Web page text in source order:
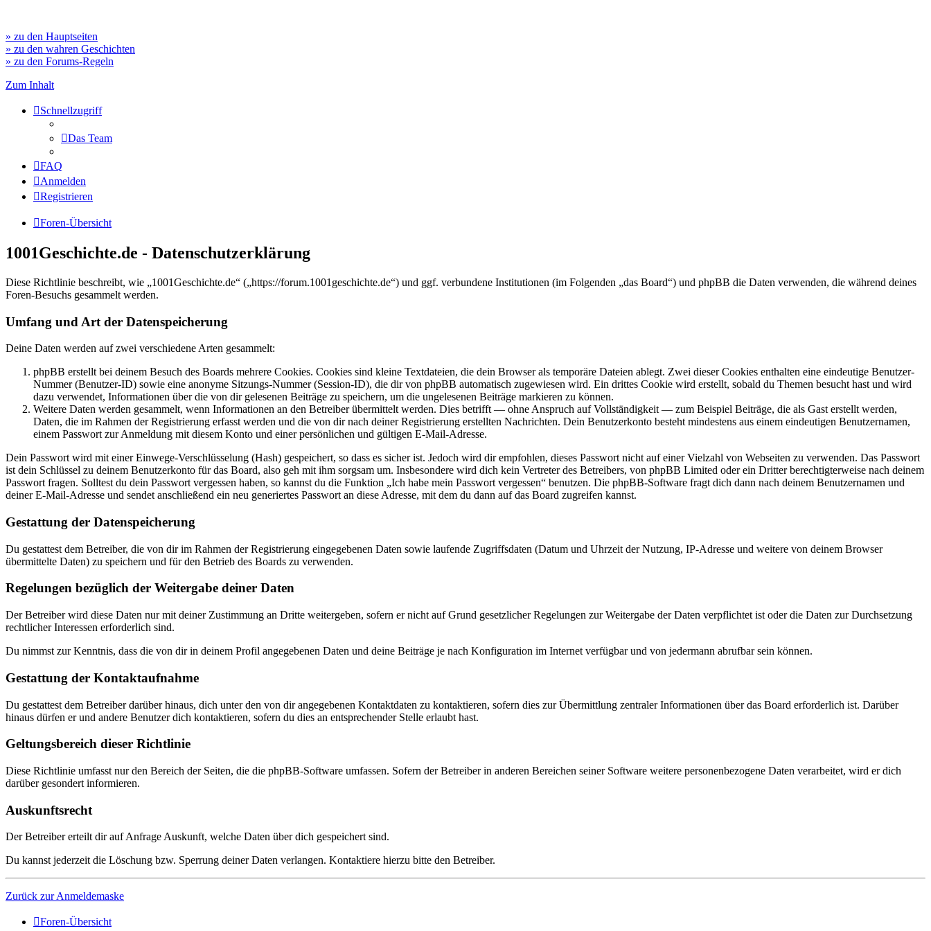
» zu den Hauptseiten
» zu den wahren Geschichten
» zu den Forums-Regeln
Zum Inhalt
Schnellzugriff
Das Team
FAQ
Anmelden
Registrieren
Foren-Übersicht
1001Geschichte.de - Datenschutzerklärung
Diese Richtlinie beschreibt, wie „1001Geschichte.de“ („https://forum.1001geschichte.de“) und ggf. verbundene Institutionen (im Folgenden „das Board“) und phpBB die Daten verwenden, die während deines
Foren-Besuchs gesammelt werden.
Umfang und Art der Datenspeicherung
Deine Daten werden auf zwei verschiedene Arten gesammelt:
phpBB erstellt bei deinem Besuch des Boards mehrere Cookies. Cookies sind kleine Textdateien, die dein Browser als temporäre Dateien ablegt. Zwei dieser Cookies enthalten eine eindeutige Benutzer-
Nummer (Benutzer-ID) sowie eine anonyme Sitzungs-Nummer (Session-ID), die dir von phpBB automatisch zugewiesen wird. Ein drittes Cookie wird erstellt, sobald du Themen besucht hast und wird
dazu verwendet, Informationen über die von dir gelesenen Beiträge zu speichern, um die ungelesenen Beiträge markieren zu können.
Weitere Daten werden gesammelt, wenn Informationen an den Betreiber übermittelt werden. Dies betrifft — ohne Anspruch auf Vollständigkeit — zum Beispiel Beiträge, die als Gast erstellt werden,
Daten, die im Rahmen der Registrierung erfasst werden und die von dir nach deiner Registrierung erstellten Nachrichten. Dein Benutzerkonto besteht mindestens aus einem eindeutigen Benutzernamen,
einem Passwort zur Anmeldung mit diesem Konto und einer persönlichen und gültigen E-Mail-Adresse.
Dein Passwort wird mit einer Einwege-Verschlüsselung (Hash) gespeichert, so dass es sicher ist. Jedoch wird dir empfohlen, dieses Passwort nicht auf einer Vielzahl von Webseiten zu verwenden. Das Passwort
ist dein Schlüssel zu deinem Benutzerkonto für das Board, also geh mit ihm sorgsam um. Insbesondere wird dich kein Vertreter des Betreibers, von phpBB Limited oder ein Dritter berechtigterweise nach deinem
Passwort fragen. Solltest du dein Passwort vergessen haben, so kannst du die Funktion „Ich habe mein Passwort vergessen“ benutzen. Die phpBB-Software fragt dich dann nach deinem Benutzernamen und
deiner E-Mail-Adresse und sendet anschließend ein neu generiertes Passwort an diese Adresse, mit dem du dann auf das Board zugreifen kannst.
Gestattung der Datenspeicherung
Du gestattest dem Betreiber, die von dir im Rahmen der Registrierung eingegebenen Daten sowie laufende Zugriffsdaten (Datum und Uhrzeit der Nutzung, IP-Adresse und weitere von deinem Browser
übermittelte Daten) zu speichern und für den Betrieb des Boards zu verwenden.
Regelungen bezüglich der Weitergabe deiner Daten
Der Betreiber wird diese Daten nur mit deiner Zustimmung an Dritte weitergeben, sofern er nicht auf Grund gesetzlicher Regelungen zur Weitergabe der Daten verpflichtet ist oder die Daten zur Durchsetzung
rechtlicher Interessen erforderlich sind.
Du nimmst zur Kenntnis, dass die von dir in deinem Profil angegebenen Daten und deine Beiträge je nach Konfiguration im Internet verfügbar und von jedermann abrufbar sein können.
Gestattung der Kontaktaufnahme
Du gestattest dem Betreiber darüber hinaus, dich unter den von dir angegebenen Kontaktdaten zu kontaktieren, sofern dies zur Übermittlung zentraler Informationen über das Board erforderlich ist. Darüber
hinaus dürfen er und andere Benutzer dich kontaktieren, sofern du dies an entsprechender Stelle erlaubt hast.
Geltungsbereich dieser Richtlinie
Diese Richtlinie umfasst nur den Bereich der Seiten, die die phpBB-Software umfassen. Sofern der Betreiber in anderen Bereichen seiner Software weitere personenbezogene Daten verarbeitet, wird er dich
darüber gesondert informieren.
Auskunftsrecht
Der Betreiber erteilt dir auf Anfrage Auskunft, welche Daten über dich gespeichert sind.
Du kannst jederzeit die Löschung bzw. Sperrung deiner Daten verlangen. Kontaktiere hierzu bitte den Betreiber.
Zurück zur Anmeldemaske
Foren-Übersicht